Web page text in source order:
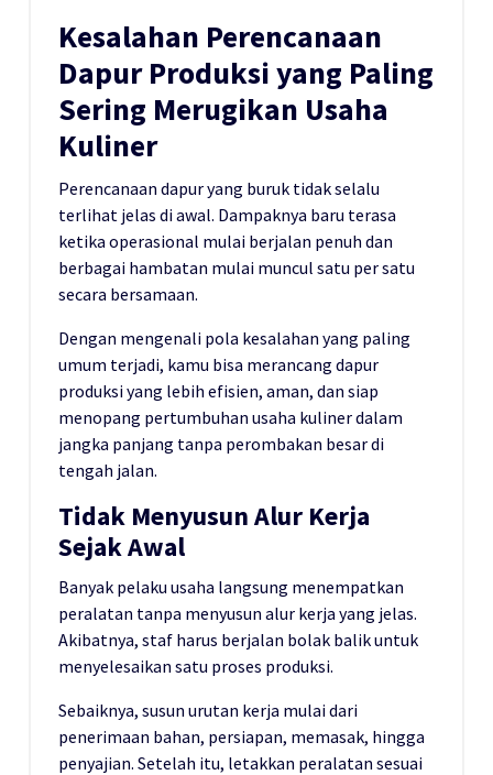
Kesalahan Perencanaan
Dapur Produksi yang Paling
Sering Merugikan Usaha
Kuliner
Perencanaan dapur yang buruk tidak selalu
terlihat jelas di awal. Dampaknya baru terasa
ketika operasional mulai berjalan penuh dan
berbagai hambatan mulai muncul satu per satu
secara bersamaan.
Dengan mengenali pola kesalahan yang paling
umum terjadi, kamu bisa merancang dapur
produksi yang lebih efisien, aman, dan siap
menopang pertumbuhan usaha kuliner dalam
jangka panjang tanpa perombakan besar di
tengah jalan.
Tidak Menyusun Alur Kerja
Sejak Awal
Banyak pelaku usaha langsung menempatkan
peralatan tanpa menyusun alur kerja yang jelas.
Akibatnya, staf harus berjalan bolak balik untuk
menyelesaikan satu proses produksi.
Sebaiknya, susun urutan kerja mulai dari
penerimaan bahan, persiapan, memasak, hingga
penyajian. Setelah itu, letakkan peralatan sesuai